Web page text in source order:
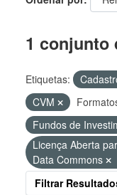
1 conjunto
Etiquetas:
CVM
Fundos de
Licença Aberta
Data Commons
Filtrar